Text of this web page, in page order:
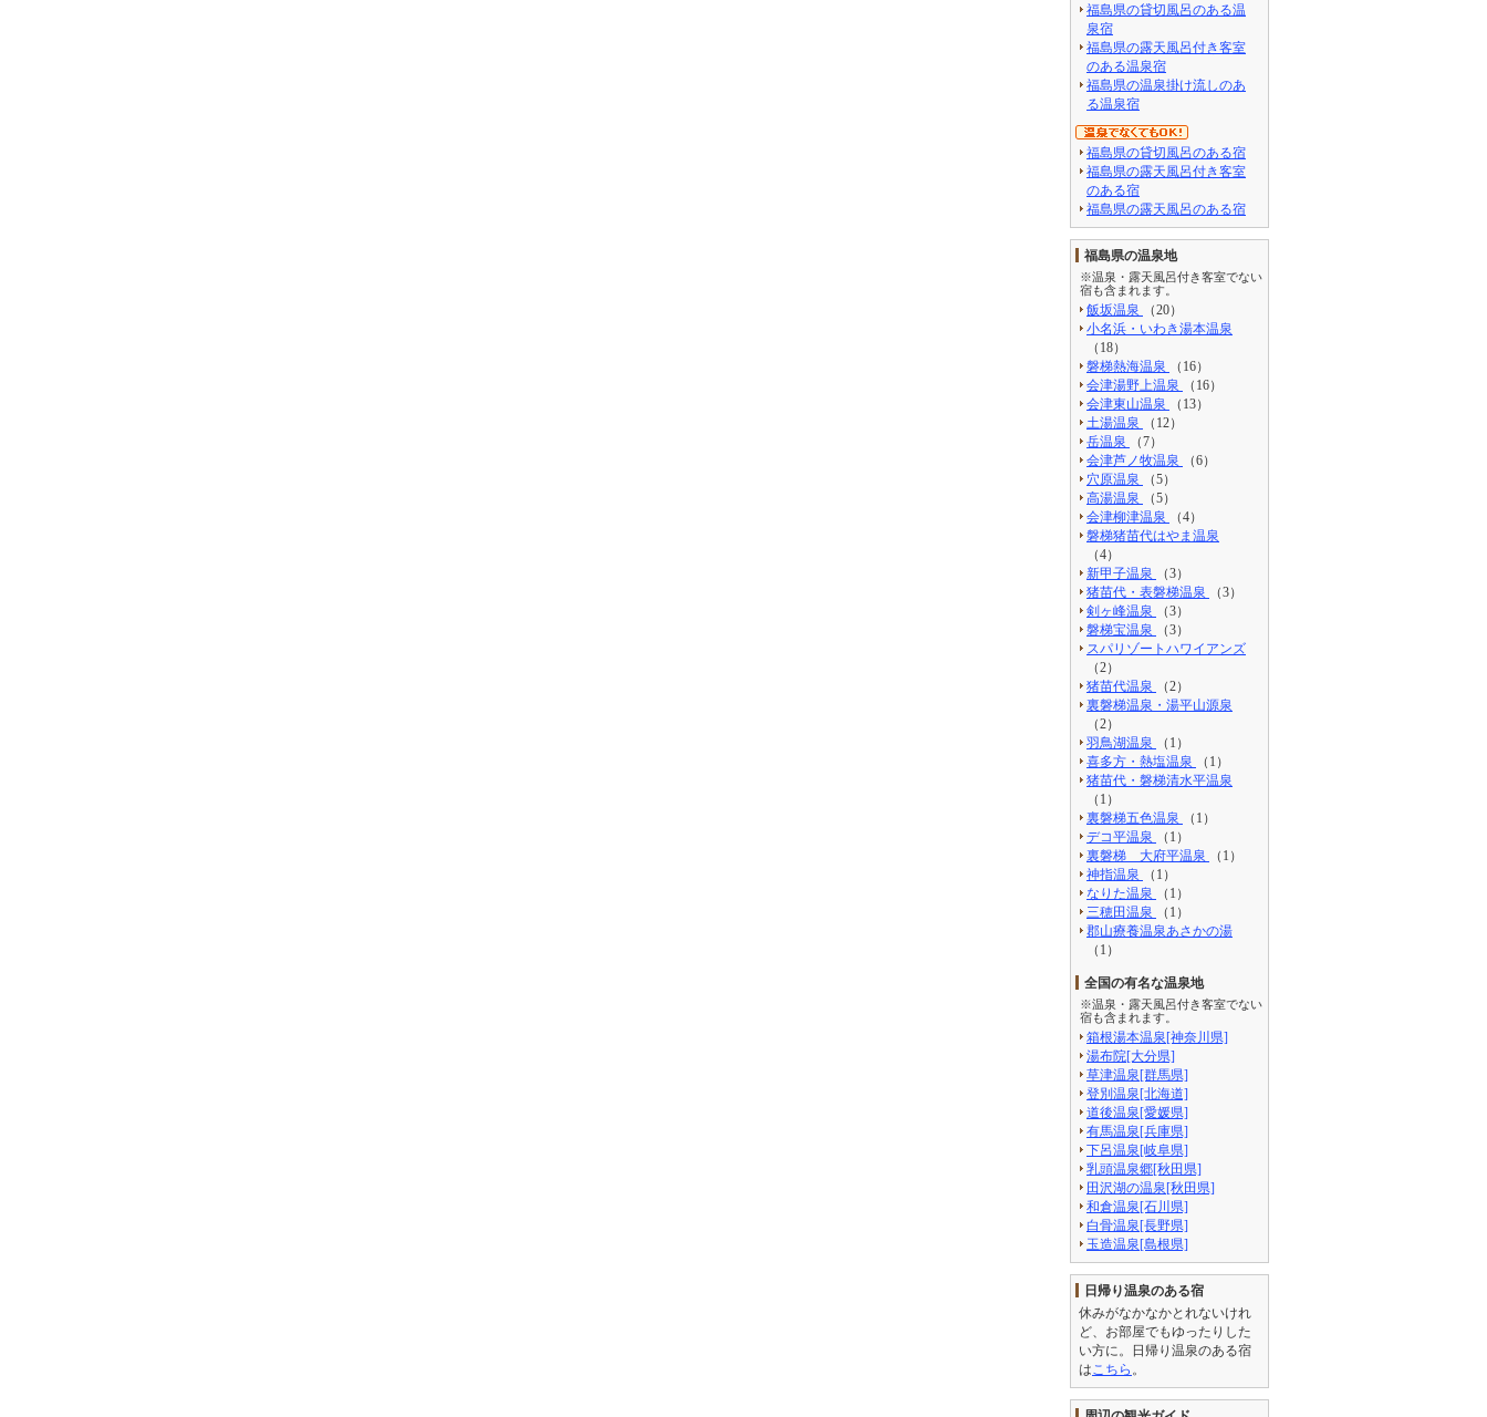
福島県の貸切風呂のある温
泉宿
福島県の露天風呂付き客室
のある温泉宿
福島県の温泉掛け流しのあ
る温泉宿
福島県の貸切風呂のある宿
福島県の露天風呂付き客室
のある宿
福島県の露天風呂のある宿
福島県の温泉地
※温泉・露天風呂付き客室でない
宿も含まれます。
飯坂温泉
（20）
小名浜・いわき湯本温泉
（18）
磐梯熱海温泉
（16）
会津湯野上温泉
（16）
会津東山温泉
（13）
土湯温泉
（12）
岳温泉
（7）
会津芦ノ牧温泉
（6）
穴原温泉
（5）
高湯温泉
（5）
会津柳津温泉
（4）
磐梯猪苗代はやま温泉
（4）
新甲子温泉
（3）
猪苗代・表磐梯温泉
（3）
剣ヶ峰温泉
（3）
磐梯宝温泉
（3）
スパリゾートハワイアンズ
（2）
猪苗代温泉
（2）
裏磐梯温泉・湯平山源泉
（2）
羽鳥湖温泉
（1）
喜多方・熱塩温泉
（1）
猪苗代・磐梯清水平温泉
（1）
裏磐梯五色温泉
（1）
デコ平温泉
（1）
裏磐梯 大府平温泉
（1）
神指温泉
（1）
なりた温泉
（1）
三穂田温泉
（1）
郡山療養温泉あさかの湯
（1）
全国の有名な温泉地
※温泉・露天風呂付き客室でない
宿も含まれます。
箱根湯本温泉[神奈川県]
湯布院[大分県]
草津温泉[群馬県]
登別温泉[北海道]
道後温泉[愛媛県]
有馬温泉[兵庫県]
下呂温泉[岐阜県]
乳頭温泉郷[秋田県]
田沢湖の温泉[秋田県]
和倉温泉[石川県]
白骨温泉[長野県]
玉造温泉[島根県]
日帰り温泉のある宿
休みがなかなかとれないけれ
ど、お部屋でもゆったりした
い方に。日帰り温泉のある宿
は こちら 。